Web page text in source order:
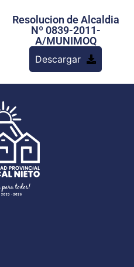
Transparencia
Seguridad
Programas
Resolucion de Alcaldia
Nº 0839-2011-
A/MUNIMOQ
Descargar